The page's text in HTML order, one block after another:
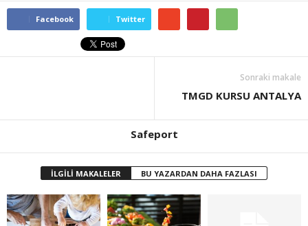
Facebook Twitter
Sonraki makale
TMGD KURSU ANTALYA
Safeport
İLGİLİ MAKALELER BU YAZARDAN DAHA FAZLASI